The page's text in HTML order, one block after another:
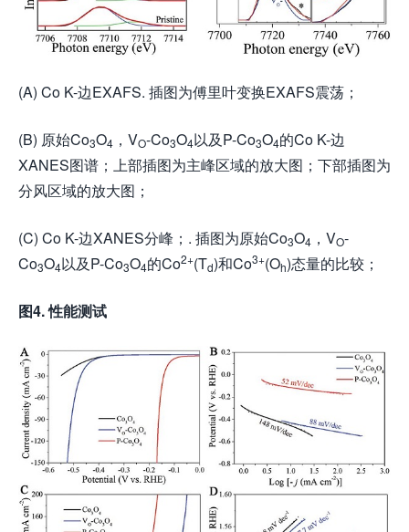
(A) Co K-边EXAFS. 插图为傅里叶变换EXAFS震荡；
(B) 原始Co3O4 ，VO-Co3O4以及P-Co3O4的Co K-边
XANES图谱；上部插图为主峰区域的放大图；下部插图为
分风区域的放大图；
(C) Co K-边XANES分峰；. 插图为原始Co3O4 ，VO-
Co3O4以及P-Co3O4的Co2+(Td)和Co3+(Oh)态量的比较；
图4. 性能测试